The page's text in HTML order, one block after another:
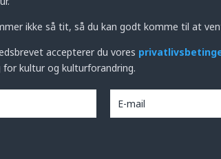
ikke så tit, så du kan godt komme til at
accepterer du vores
kultur og kulturforandring.